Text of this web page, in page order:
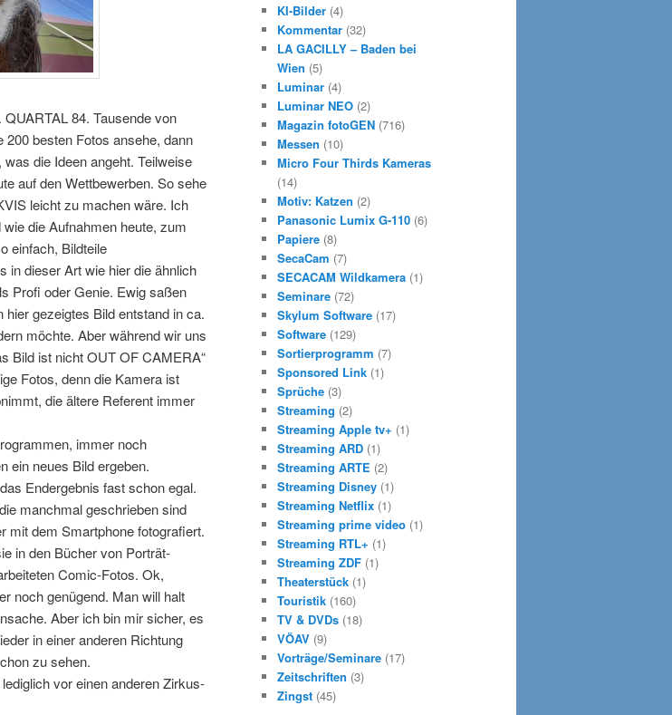
84. Tausende von
besten Fotos ansehe, dann
die Ideen angeht. Teilweise
auf den Wettbewerben. So sehe
leicht zu machen wäre. Ich
die Aufnahmen heute, zum
einfach, Bildteile
in dieser Art wie hier die ähnlich
Profi oder Genie. Ewig saßen
gezeigtes Bild entstand in ca.
möchte. Aber während wir uns
Bild ist nicht OUT OF CAMERA“
Fotos, denn die Kamera ist
die ältere Referent immer
immer noch
ein neues Bild ergeben.
Endergebnis fast schon egal.
manchmal geschrieben sind
mit dem Smartphone fotografiert.
in den Bücher von Porträt-
Comic-Fotos. Ok,
noch genügend. Man will halt
Aber ich bin mir sicher, es
in einer anderen Richtung
zu sehen.
vor einen anderen Zirkus-
KI-Bilder (4)
Kommentar (32)
LA GACILLY – Baden bei
Wien (5)
Luminar (4)
Luminar NEO (2)
Magazin fotoGEN (716)
Messen (10)
Micro Four Thirds Kameras
(14)
Motiv: Katzen (2)
Panasonic Lumix G-110 (6)
Papiere (8)
SecaCam (7)
SECACAM Wildkamera (1)
Seminare (72)
Skylum Software (17)
Software (129)
Sortierprogramm (7)
Sponsored Link (1)
Sprüche (3)
Streaming (2)
Streaming Apple tv+ (1)
Streaming ARD (1)
Streaming ARTE (2)
Streaming Disney (1)
Streaming Netflix (1)
Streaming prime video (1)
Streaming RTL+ (1)
Streaming ZDF (1)
Theaterstück (1)
Touristik (160)
TV & DVDs (18)
VÖAV (9)
Vorträge/Seminare (17)
Zeitschriften (3)
Zingst (45)